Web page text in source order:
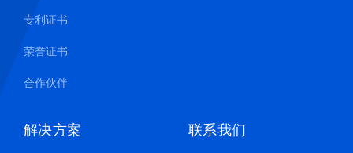
专利证书
荣誉证书
合作伙伴
解决方案 联系我们